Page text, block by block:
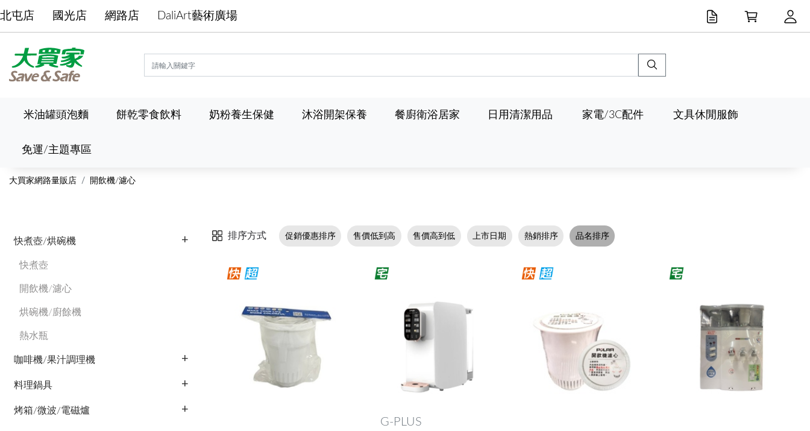
北屯店 國光店 網路店 DaliArt藝術廣場
米油罐頭泡麵 餅乾零食飲料 奶粉養生保健 沐浴開架保養 餐廚衛浴居家 日用清潔用品 家電/3C配件 文具休閒服飾
免運/主題專區
大買家網路量販店 開飲機/濾心
快煮壺/烘碗機
快煮壺
開飲機/濾心
烘碗機/廚餘機
熱水瓶
咖啡機/果汁調理機
料理鍋具
烤箱/微波/電磁爐
排序方式 促銷優惠排序 售價低到高 售價高到低 上市日期 熱銷排序 品名排序
G-PLUS